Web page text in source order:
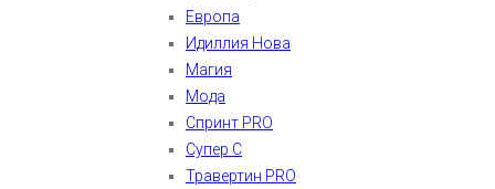
Европа
Идиллия Нова
Магия
Мода
Спринт PRO
Супер С
Травертин PRO